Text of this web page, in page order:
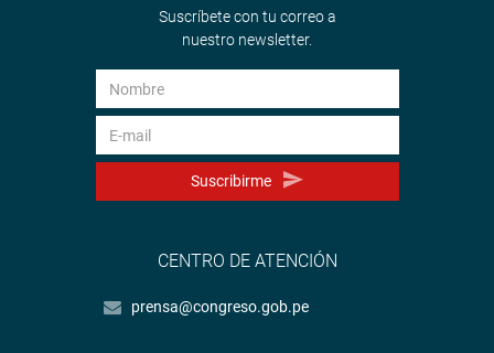
Suscríbete con tu correo a
nuestro newsletter.
Suscribirme
CENTRO DE ATENCIÓN
prensa@congreso.gob.pe